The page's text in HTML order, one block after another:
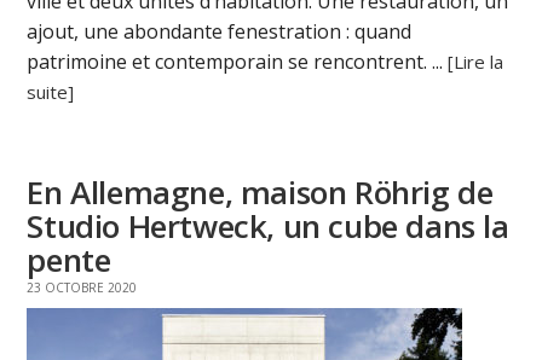
ajout, une abondante fenestration : quand
patrimoine et contemporain se rencontrent. ...[Lire la
suite]
En Allemagne, maison Röhrig de
Studio Hertweck, un cube dans la
pente
23 OCTOBRE 2020